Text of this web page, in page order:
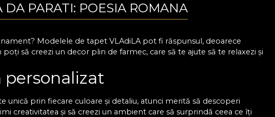
PARATI: POESIA ROMANA
Modelele de tapet VLAdiLA pot fi răspunsul, deoarece
să creezi un decor plin de farmec, care să te ajute să te relaxezi și
unică prin fiecare culoare și detaliu, atunci merită să descoperi
creativitatea și să creezi un ambient care să surprindă ceea ce îți